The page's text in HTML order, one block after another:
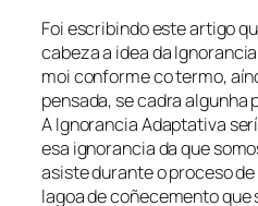
Foi escribindo este artigo
cabeza a idea da
moi conforme co termo,
pensada, se cadra algunha
AIgnorancia Adaptativa
esa ignorancia da que
asiste durante o proceso
lagoa de coñecemento que